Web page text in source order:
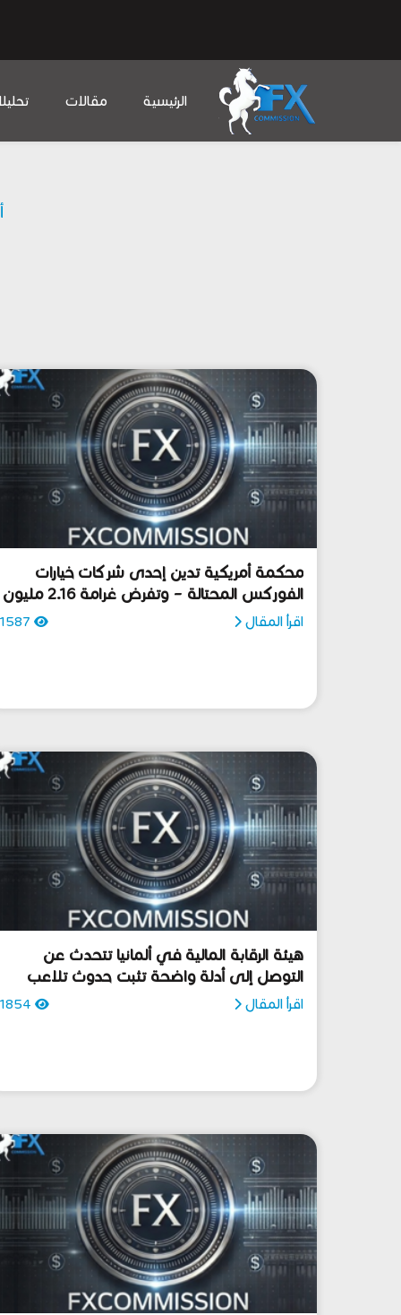
الرئيسية مقالات
محكمة أمريكية تدين إحدى شركات خيارات
الفوركس المحتالة – وتفرض غرامة 2.16 مليون
دولار وحظر دائم على التداول
اقرأ المقال
هيئة الرقابة المالية في ألمانيا تتحدث عن
التوصل إلى أدلة واضحة تثبت حدوث تلاعب
في أسواق الفوركس
اقرأ المقال